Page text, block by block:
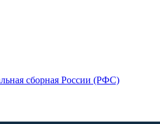
сборная России (РФС)